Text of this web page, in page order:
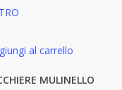
al carrello
MULINELLO